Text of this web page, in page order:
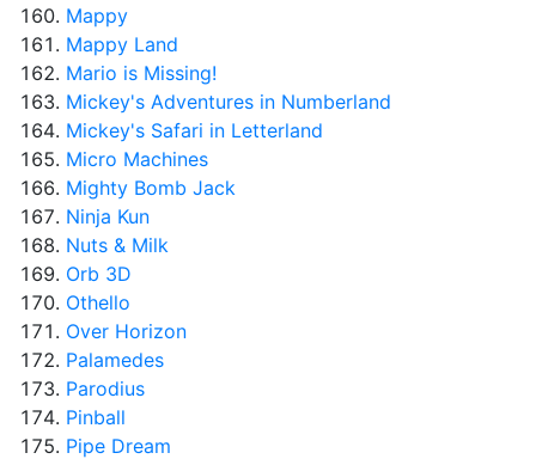
Mappy
Mappy Land
Mario is Missing!
Mickey's Adventures in Numberland
Mickey's Safari in Letterland
Micro Machines
Mighty Bomb Jack
Ninja Kun
Nuts & Milk
Orb 3D
Othello
Over Horizon
Palamedes
Parodius
Pinball
Pipe Dream